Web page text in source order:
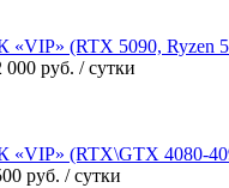
«VIP» (RTX 5090, Ryzen
000 руб. / сутки
«VIP» (RTX\GTX 4080-
руб. / сутки